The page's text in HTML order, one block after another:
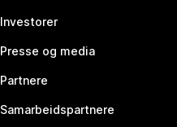
Investorer
Presse og media
Partnere
Samarbeidspartnere